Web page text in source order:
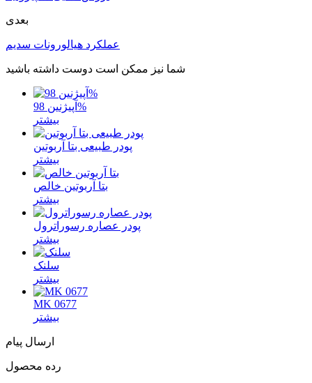
بعدی
عملکرد هیالورونات سدیم
شما نیز ممکن است دوست داشته باشید
آپیژنین 98%
بیشتر
پودر طبیعی بتا آربوتین
بیشتر
بتا آربوتین خالص
بیشتر
پودر عصاره رسوراترول
بیشتر
سلنک
بیشتر
MK 0677
بیشتر
ارسال پیام
رده محصول